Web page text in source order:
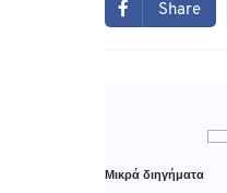
Share
Μικρά διηγήματα